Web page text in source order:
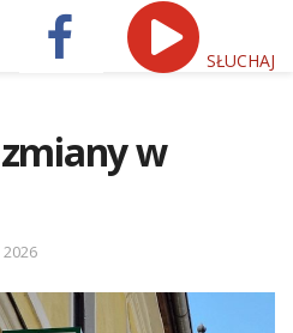
SŁUCHAJ
w